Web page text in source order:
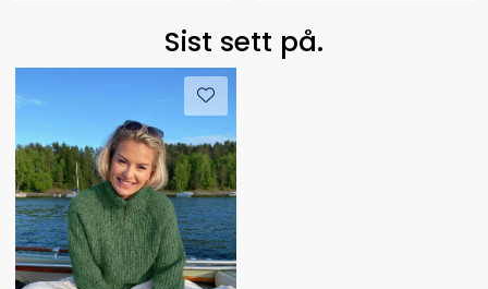
Sist sett på.